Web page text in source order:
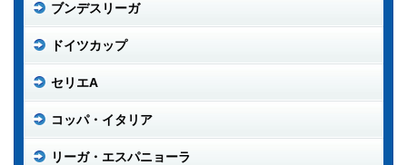
ブンデスリーガ
ドイツカップ
セリエA
コッパ・イタリア
リーガ・エスパニョーラ